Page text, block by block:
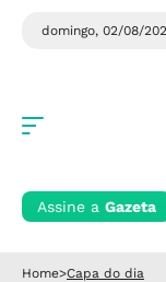
domingo, 02/08/
Assine a Gazeta
Home>Capa do dia